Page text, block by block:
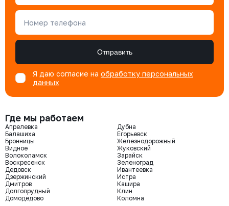
Номер телефона
Отправить
Я даю согласие на обработку персональных
данных
Где мы работаем
Апрелевка
Балашиха
Бронницы
Видное
Волоколамск
Воскресенск
Дедовск
Дзержинский
Дмитров
Долгопрудный
Домодедово
Дубна
Егорьевск
Железнодорожный
Жуковский
Зарайск
Зеленоград
Ивантеевка
Истра
Кашира
Клин
Коломна